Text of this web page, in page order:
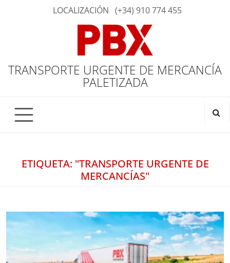
LOCALIZACIÓN (+34) 910 774 455
TRANSPORTE URGENTE DE MERCANCÍA
PALETIZADA
ETIQUETA: "TRANSPORTE URGENTE DE
MERCANCÍAS"